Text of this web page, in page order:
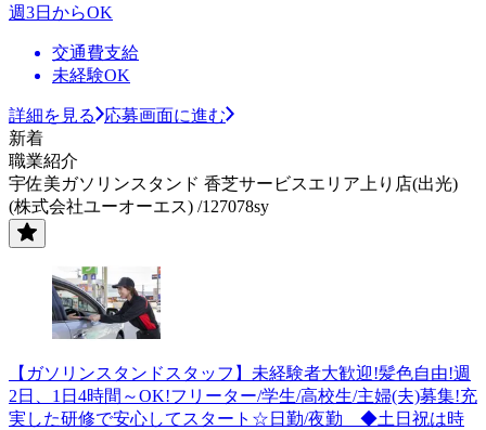
週3日からOK
交通費支給
未経験OK
詳細を見る
応募画面に進む
新着
職業紹介
宇佐美ガソリンスタンド 香芝サービスエリア上り店(出光)
(株式会社ユーオーエス) /127078sy
【ガソリンスタンドスタッフ】未経験者大歓迎!髪色自由!週
2日、1日4時間～OK!フリーター/学生/高校生/主婦(夫)募集!充
実した研修で安心してスタート☆日勤/夜勤 ◆土日祝は時